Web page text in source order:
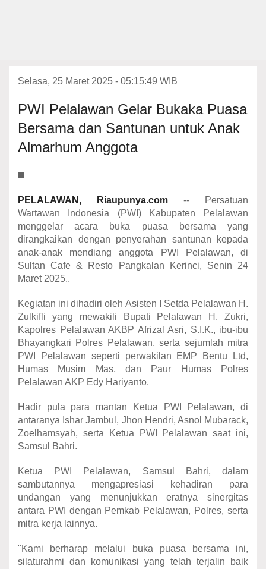
Selasa, 25 Maret 2025 - 05:15:49 WIB
PWI Pelalawan Gelar Bukaka Puasa
Bersama dan Santunan untuk Anak
Almarhum Anggota
PELALAWAN, Riaupunya.com -- Persatuan
Wartawan Indonesia (PWI) Kabupaten Pelalawan
menggelar acara buka puasa bersama yang
dirangkaikan dengan penyerahan santunan kepada
anak-anak mendiang anggota PWI Pelalawan, di
Sultan Cafe & Resto Pangkalan Kerinci, Senin 24
Maret 2025..
Kegiatan ini dihadiri oleh Asisten I Setda Pelalawan H.
Zulkifli yang mewakili Bupati Pelalawan H. Zukri,
Kapolres Pelalawan AKBP Afrizal Asri, S.I.K., ibu-ibu
Bhayangkari Polres Pelalawan, serta sejumlah mitra
PWI Pelalawan seperti perwakilan EMP Bentu Ltd,
Humas Musim Mas, dan Paur Humas Polres
Pelalawan AKP Edy Hariyanto.
Hadir pula para mantan Ketua PWI Pelalawan, di
antaranya Ishar Jambul, Jhon Hendri, Asnol Mubarack,
Zoelhamsyah, serta Ketua PWI Pelalawan saat ini,
Samsul Bahri.
Ketua PWI Pelalawan, Samsul Bahri, dalam
sambutannya mengapresiasi kehadiran para
undangan yang menunjukkan eratnya sinergitas
antara PWI dengan Pemkab Pelalawan, Polres, serta
mitra kerja lainnya.
"Kami berharap melalui buka puasa bersama ini,
silaturahmi dan komunikasi yang telah terjalin baik